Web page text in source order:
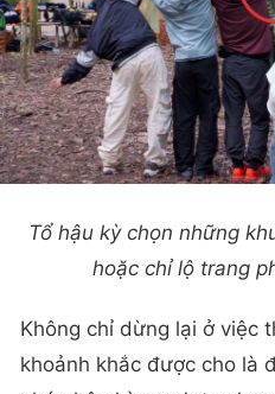
Tổ hậu kỳ chọn những
hoặc chỉ lộ trang
Không chỉ dừng lại ở việc
khoảnh khắc được cho là